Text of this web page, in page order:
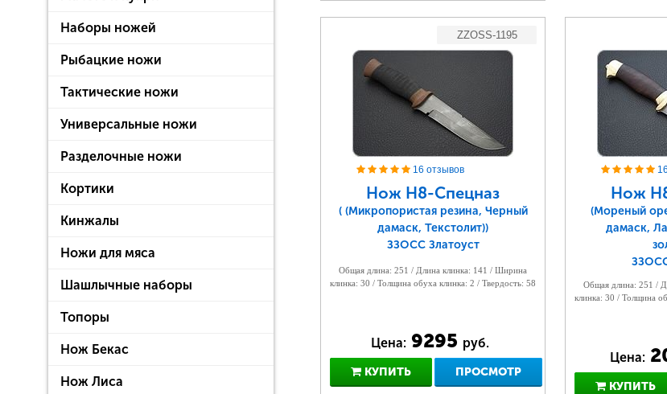
Наборы ножей
Рыбацкие ножи
Тактические ножи
Универсальные ножи
Разделочные ножи
Кортики
Кинжалы
Ножи для мяса
Шашлычные наборы
Топоры
Нож Бекас
Нож Лиса
ZZOSS-1195
16 отзывов
Нож Н8-Спецназ
( (Микропористая резина, Черный
дамаск, Текстолит))
ЗЗОСС Златоуст
Общая длина: 251 / Длина клинка: 141 / Ширина
клинка: 30 / Толщина обуха клинка: 2 / Твердость: 58
Цена: 9295 руб.
КУПИТЬ ПРОСМОТР
Нож
(Мореный
дамаск,
Общая длина: 251 /
клинка: 30 / Толщина
Цена:
КУПИТЬ